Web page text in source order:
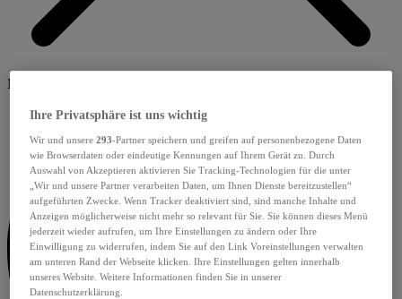
Menü schliessen
Ihre Privatsphäre ist uns wichtig
Wir und unsere293-Partner speichern und greifen auf personenbezogene Daten
wie Browserdaten oder eindeutige Kennungen auf Ihrem Gerät zu. Durch
Auswahl von Akzeptieren aktivieren Sie Tracking-Technologien für die unter
„Wir und unsere Partner verarbeiten Daten, um Ihnen Dienste bereitzustellen“
aufgeführten Zwecke. Wenn Tracker deaktiviert sind, sind manche Inhalte und
Anzeigen möglicherweise nicht mehr so relevant für Sie. Sie können dieses Menü
jederzeit wieder aufrufen, um Ihre Einstellungen zu ändern oder Ihre
Einwilligung zu widerrufen, indem Sie auf den Link Voreinstellungen verwalten
am unteren Rand der Webseite klicken. Ihre Einstellungen gelten innerhalb
unseres Website. Weitere Informationen finden Sie in unserer
Datenschutzerklärung.